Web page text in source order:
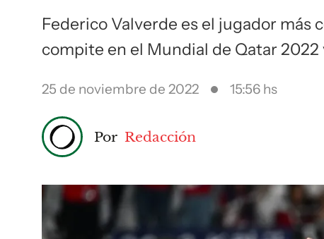
Federico Valverde es el jugador más
compite en el Mundial de Qatar
25 de noviembre de 2022 15:56 hs
Por Redacción